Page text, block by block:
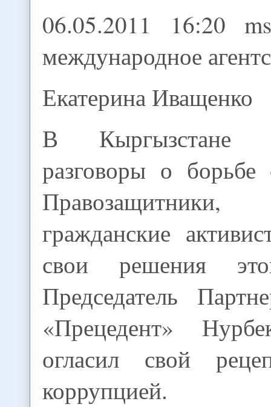
06.05.2011 16:20
международное
Екатерина Иващенко
В Кыргызстане
разговоры о борьбе
гражданские
свои решения
Председатель
«Прецедент»
огласил свой
коррупцией.